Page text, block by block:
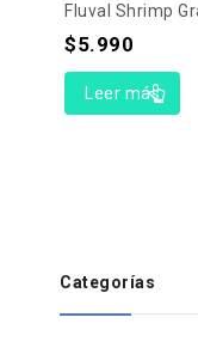
Fluval Shrimp
$5.990
Leer más
Categorías